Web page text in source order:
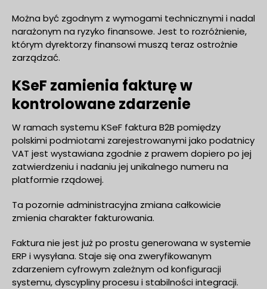
Można być zgodnym z wymogami technicznymi i nadal
narażonym na ryzyko finansowe. Jest to rozróżnienie,
którym dyrektorzy finansowi muszą teraz ostrożnie
zarządzać.
KSeF zamienia fakturę w
kontrolowane zdarzenie
W ramach systemu KSeF faktura B2B pomiędzy
polskimi podmiotami zarejestrowanymi jako podatnicy
VAT jest wystawiana zgodnie z prawem dopiero po jej
zatwierdzeniu i nadaniu jej unikalnego numeru na
platformie rządowej.
Ta pozornie administracyjna zmiana całkowicie
zmienia charakter fakturowania.
Faktura nie jest już po prostu generowana w systemie
ERP i wysyłana. Staje się ona zweryfikowanym
zdarzeniem cyfrowym zależnym od konfiguracji
systemu, dyscypliny procesu i stabilności integracji.